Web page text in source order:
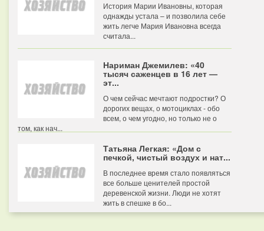
История Марии Ивановны, которая
однажды устала – и позволила себе
жить легче Мария Ивановна всегда
считала...
Нариман Джемилев: «40
тысяч саженцев в 16 лет —
эт...
О чем сейчас мечтают подростки? О
дорогих вещах, о мотоциклах - обо
всем, о чем угодно, но только не о
том, как нач...
Татьяна Легкая: «Дом с
печкой, чистый воздух и нат...
В последнее время стало появляться
все больше ценителей простой
деревенской жизни. Люди не хотят
жить в спешке в бо...